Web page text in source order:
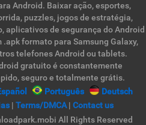
Android. Baixar ação, esportes,
puzzles, jogos de estratégia,
aplicativos de segurança do Android
formato para Samsung Galaxy,
telefones Android ou tablets.
gratuito é constantemente
seguro e totalmente grátis.
Português
Deutsch
| Terms/DMCA| Contact us
All Rights Reserved